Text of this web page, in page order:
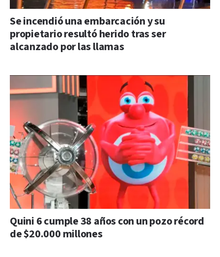
Se incendió una embarcación y su
propietario resultó herido tras ser
alcanzado por las llamas
Quini 6 cumple 38 años con un pozo récord
de $20.000 millones